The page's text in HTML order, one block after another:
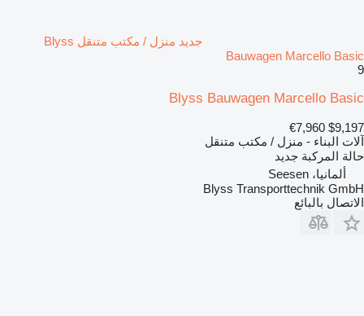
جديد منزل / مكتب متنقل Blyss
Bauwagen Marcello Basic
9
Blyss Bauwagen Marcello Basic
$9,197
€7,960
آلات البناء - منزل / مكتب متنقل
حالة المركبة جديد
ألمانيا، Seesen
Blyss Transporttechnik GmbH
الاتصال بالبائع